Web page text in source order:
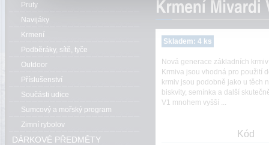
Skladem: 4 ks
Nová generace základních
Krmiva jsou vhodná pro použití
krmiv jsou podobně jako u těch
biskvity, semínka a další
V1 mnohem vyšší ...
Kód
Pruty
Navijáky
Krmení
Podběráky, sítě, tyče
Outdoor
Příslušenství
Součásti udice
Sumcový a mořský program
Zimní rybolov
DÁRKOVÉ PŘEDMĚTY